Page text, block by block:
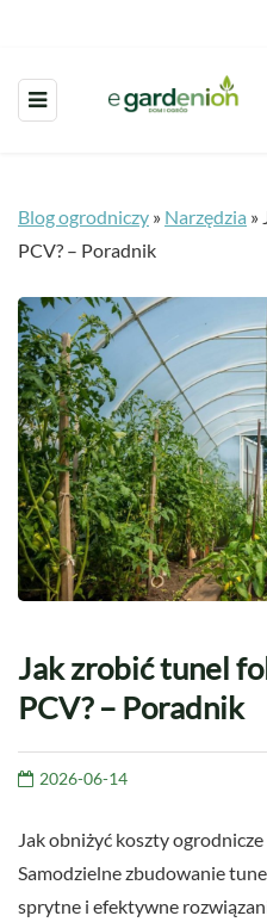
Blog ogrodniczy » Narzędzia »
PCV? – Poradnik
Jak zrobić tunel
PCV? – Poradnik
2026-06-14
Jak obniżyć koszty
Samodzielne zbudowanie
sprytne i efektywne